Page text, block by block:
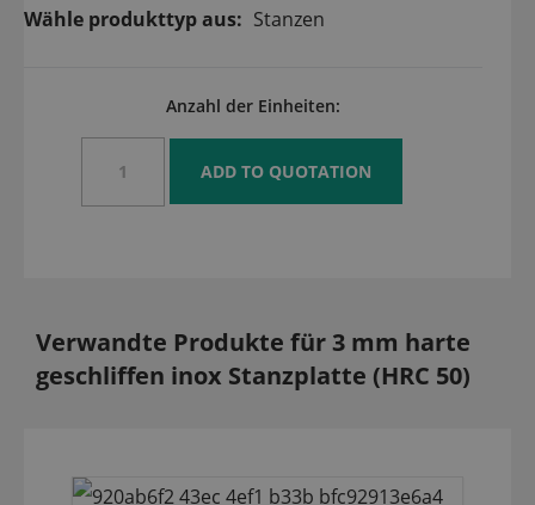
Wähle produkttyp aus: Stanzen
Anzahl der Einheiten:
Verwandte Produkte für 3 mm harte
geschliffen inox Stanzplatte (HRC 50)